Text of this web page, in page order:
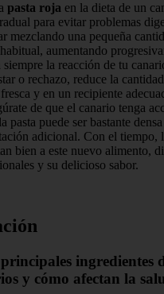
pasta roja en la dieta de un
para evitar problemas
mezclando una pequeña
aumentando
la reacción de tu
o rechazo, reduce la
y en un recipiente
de que el canario tenga
pasta puede ser bastante
adicional. Con el tiempo,
bien a este nuevo alimento,
y su delicioso sabor.
ingredientes
y cómo afectan la